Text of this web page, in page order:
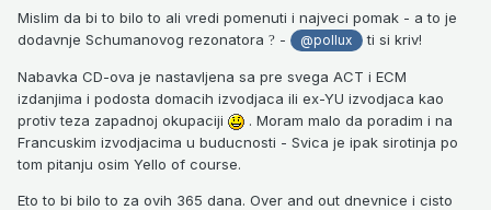
Mislim da bi to bilo to ali vredi pomenuti i najveci pomak - a to je
dodavnje Schumanovog rezonatora ? - @pollux ti si kriv!
Nabavka CD-ova je nastavljena sa pre svega ACT i ECM
izdanjima i podosta domacih izvodjaca ili ex-YU izvodjaca kao
protiv teza zapadnoj okupaciji
. Moram malo da poradim i na
Francuskim izvodjacima u buducnosti - Svica je ipak sirotinja po
tom pitanju osim Yello of course.
Eto to bi bilo to za ovih 365 dana. Over and out dnevnice i cisto